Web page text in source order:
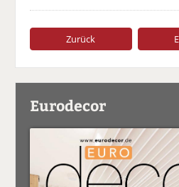
Zurück
Eurodecor